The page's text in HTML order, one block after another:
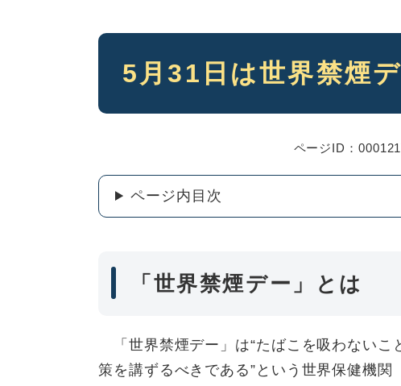
本
5月31日は世界禁煙
ページID：
ページ内目次
「世界禁煙デー」とは
「世界禁煙デー」は“たばこを吸わないこ
策を講ずるべきである”という世界保健機